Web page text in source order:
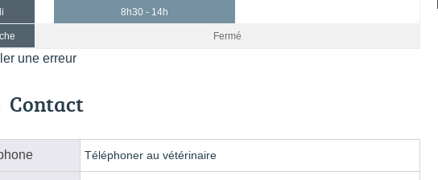
8h30 - 14h
Fermé
une erreur
Contact
Téléphoner au vétérinaire